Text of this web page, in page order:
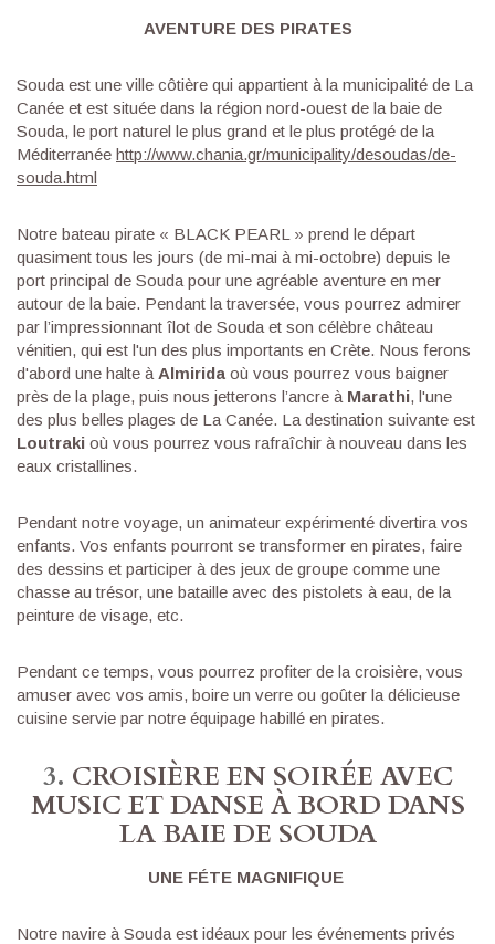
AVENTURE DES PIRATES
Souda est une ville côtière qui appartient à la municipalité de La
Canée et est située dans la région nord-ouest de la baie de
Souda, le port naturel le plus grand et le plus protégé de la
Méditerranée http://www.chania.gr/municipality/desoudas/de-
souda.html
Notre bateau pirate « BLACK PEARL » prend le départ
quasiment tous les jours (de mi-mai à mi-octobre) depuis le
port principal de Souda pour une agréable aventure en mer
autour de la baie. Pendant la traversée, vous pourrez admirer
par l’impressionnant îlot de Souda et son célèbre château
vénitien, qui est l'un des plus importants en Crète. Nous ferons
d'abord une halte à Almirida où vous pourrez vous baigner
près de la plage, puis nous jetterons l’ancre à Marathi, l'une
des plus belles plages de La Canée. La destination suivante est
Loutraki où vous pourrez vous rafraîchir à nouveau dans les
eaux cristallines.
Pendant notre voyage, un animateur expérimenté divertira vos
enfants. Vos enfants pourront se transformer en pirates, faire
des dessins et participer à des jeux de groupe comme une
chasse au trésor, une bataille avec des pistolets à eau, de la
peinture de visage, etc.
Pendant ce temps, vous pourrez profiter de la croisière, vous
amuser avec vos amis, boire un verre ou goûter la délicieuse
cuisine servie par notre équipage habillé en pirates.
3. CROISIÈRE EN SOIRÉE AVEC
MUSIC ET DANSE À BORD DANS
LA BAIE DE SOUDA
UNE FÉTE MAGNIFIQUE
Notre navire à Souda est idéaux pour les événements privés